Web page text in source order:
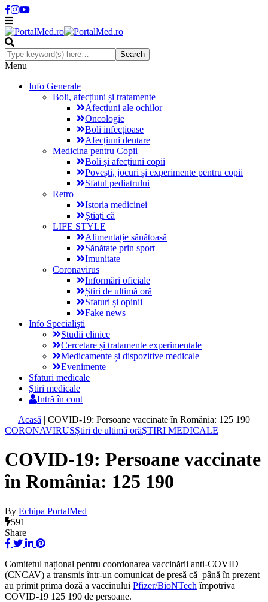
Menu
Info Generale
Boli, afecțiuni și tratamente
Afecțiuni ale ochilor
Oncologie
Boli infecțioase
Afecțiuni dentare
Medicina pentru Copii
Boli și afecțiuni copii
Povești, jocuri și experimente pentru copii
Sfatul pediatrului
Retro
Istoria medicinei
Știați că
LIFE STYLE
Alimentație sănătoasă
Sănătate prin sport
Imunitate
Coronavirus
Informări oficiale
Știri de ultimă oră
Sfaturi și opinii
Fake news
Info Specialişti
Studii clinice
Cercetare și tratamente experimentale
Medicamente și dispozitive medicale
Evenimente
Sfaturi medicale
Ştiri medicale
Intră în cont
Acasă | COVID-19: Persoane vaccinate în România: 125 190
CORONAVIRUSȘtiri de ultimă orăŞTIRI MEDICALE
COVID-19: Persoane vaccinate
în România: 125 190
By Echipa PortalMed
591
Share
Comitetul național pentru coordonarea vaccinării anti-COVID
(CNCAV) a transmis într-un comunicat de presă că până în prezent
au primit prima doză a vaccinului Pfizer/BioNTech împotriva
COVID-19 125 190 de persoane.